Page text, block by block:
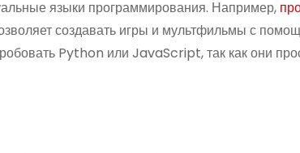
языки программирования. Например,
создавать игры и мультфильмы с
Python или JavaScript, так как они